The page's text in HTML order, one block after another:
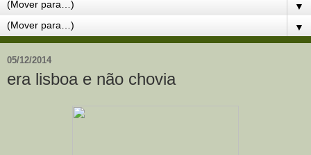
▼
▼
05/12/2014
era lisboa e não chovia